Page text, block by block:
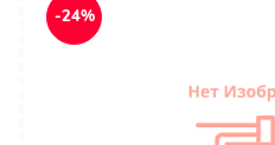
-24%